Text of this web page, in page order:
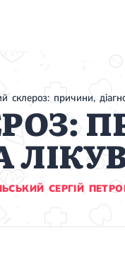
склероз: причини,
СЕРГІЙ